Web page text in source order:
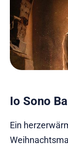
Io Sono
Ein